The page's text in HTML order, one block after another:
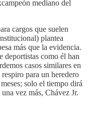
mediano del
cargos que suelen
plantea
más que la evidencia.
deportistas como él han
casos similares en
para un heredero
solo el tiempo dirá
vez más, Chávez Jr.